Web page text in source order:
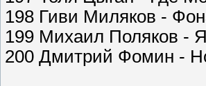
198 Гиви Миляков -
199 Михаил Поляков -
200 Дмитрий Фомин -